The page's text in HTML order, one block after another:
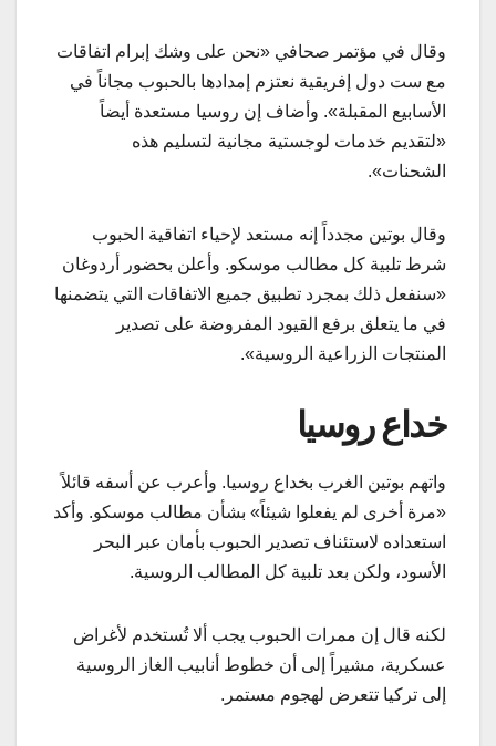
وقال في مؤتمر صحافي «نحن على وشك إبرام اتفاقات
مع ست دول إفريقية نعتزم إمدادها بالحبوب مجاناً في
الأسابيع المقبلة». وأضاف إن روسيا مستعدة أيضاً
«لتقديم خدمات لوجستية مجانية لتسليم هذه
الشحنات».
وقال بوتين مجدداً إنه مستعد لإحياء اتفاقية الحبوب
شرط تلبية كل مطالب موسكو. وأعلن بحضور أردوغان
«سنفعل ذلك بمجرد تطبيق جميع الاتفاقات التي يتضمنها
في ما يتعلق برفع القيود المفروضة على تصدير
المنتجات الزراعية الروسية».
خداع روسيا
واتهم بوتين الغرب بخداع روسيا. وأعرب عن أسفه قائلاً
«مرة أخرى لم يفعلوا شيئاً» بشأن مطالب موسكو. وأكد
استعداده لاستئناف تصدير الحبوب بأمان عبر البحر
الأسود، ولكن بعد تلبية كل المطالب الروسية.
لكنه قال إن ممرات الحبوب يجب ألا تُستخدم لأغراض
عسكرية، مشيراً إلى أن خطوط أنابيب الغاز الروسية
إلى تركيا تتعرض لهجوم مستمر.